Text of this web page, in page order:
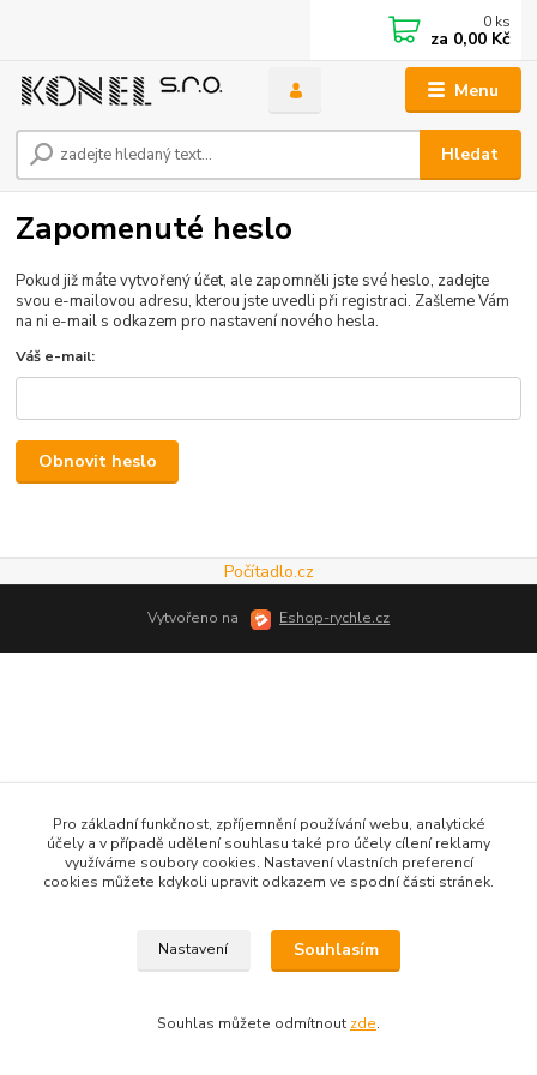
Menu
Hledat
0 ks
za 0,00 Kč
Zapomenuté heslo
Pokud již máte vytvořený účet, ale zapomněli jste své heslo, zadejte
svou e-mailovou adresu, kterou jste uvedli při registraci. Zašleme Vám
na ni e-mail s odkazem pro nastavení nového hesla.
Váš e-mail:
Obnovit heslo
Počítadlo.cz
Vytvořeno na Eshop-rychle.cz
Pro základní funkčnost, zpříjemnění používání webu, analytické
účely a v případě udělení souhlasu také pro účely cílení reklamy
využíváme soubory cookies. Nastavení vlastních preferencí
cookies můžete kdykoli upravit odkazem ve spodní části stránek.
Nastavení Souhlasím
Souhlas můžete odmítnout zde.